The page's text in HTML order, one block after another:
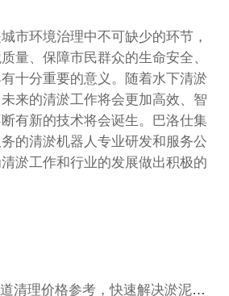
市环境治理中不可缺少的环节，
量、保障市民群众的生命安全、
十分重要的意义。随着水下清淤
来的清淤工作将会更加高效、智
有新的技术将会诞生。巴洛仕集
的清淤机器人专业研发和服务公
淤工作和行业的发展做出积极的
上一篇 : 马桥清淤管道清理价格参考，快速解决淤泥问题！